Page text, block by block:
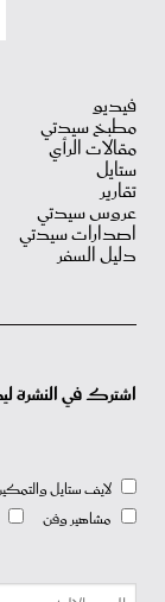
فيديو
مطبخ سيدتي
مقالات الرأي
ستايل
تقارير
عروس سيدتي
اصدارات سيدتي
دليل السفر
اشترك في
لايف ستايل
مشاهير وفن